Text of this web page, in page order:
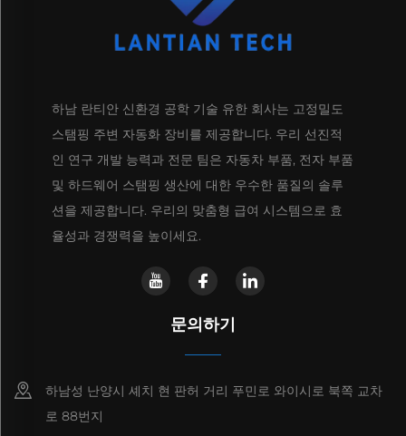
하남 란티안 신환경 공학 기술 유한 회사는 고정밀도
스탬핑 주변 자동화 장비를 제공합니다. 우리 선진적
인 연구 개발 능력과 전문 팀은 자동차 부품, 전자 부품
및 하드웨어 스탬핑 생산에 대한 우수한 품질의 솔루
션을 제공합니다. 우리의 맞춤형 급여 시스템으로 효
율성과 경쟁력을 높이세요.
문의하기
하남성 난양시 셰치 현 판허 거리 푸민로 와이시로 북쪽 교차
로 88번지